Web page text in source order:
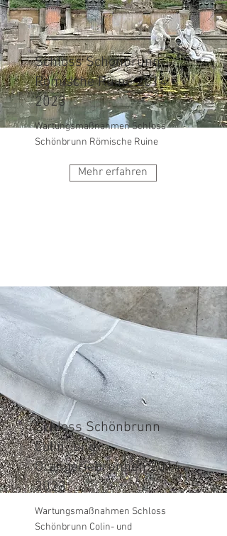
Schloss Schönbrunn
Römische Ruine2014 -
2023
Wartungsmaßnahmen Schloss
Schönbrunn Römische Ruine
Mehr erfahren
Schloss Schönbrunn
Colin- und
Orangeriebrunnen2014 -
2023
Wartungsmaßnahmen Schloss
Schönbrunn Colin- und